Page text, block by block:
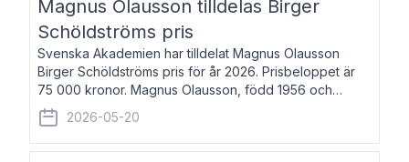
Magnus Olausson tilldelas Birger
Schöldströms pris
Svenska Akademien har tilldelat Magnus Olausson
Birger Schöldströms pris för år 2026. Prisbeloppet är
75 000 kronor. Magnus Olausson, född 1956 och
bosatt i Stockholm, är konstvetare, museiman och
hovman. Han disputerade 1993 vid Uppsala un
2026-05-20